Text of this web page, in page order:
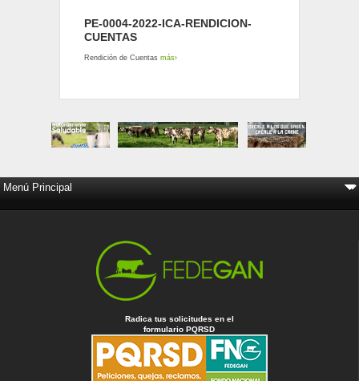
PE-0004-2022-ICA-RENDICION-
CUENTAS
Rendición de Cuentas más›
Radica tus solicitudes en el
formulario PQRSD